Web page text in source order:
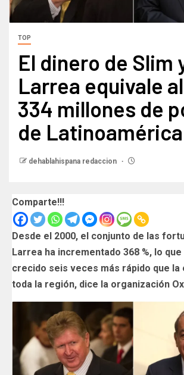
TOP
El dinero de Slim
Larrea equivale
334 millones de
de Latinoamérica
dehablahispana redaccion
Comparte!!!
Desde el 2000, el conjunto de las
Larrea ha incrementado 368 %, lo
crecido seis veces más rápido que la
toda la región, dice la organización